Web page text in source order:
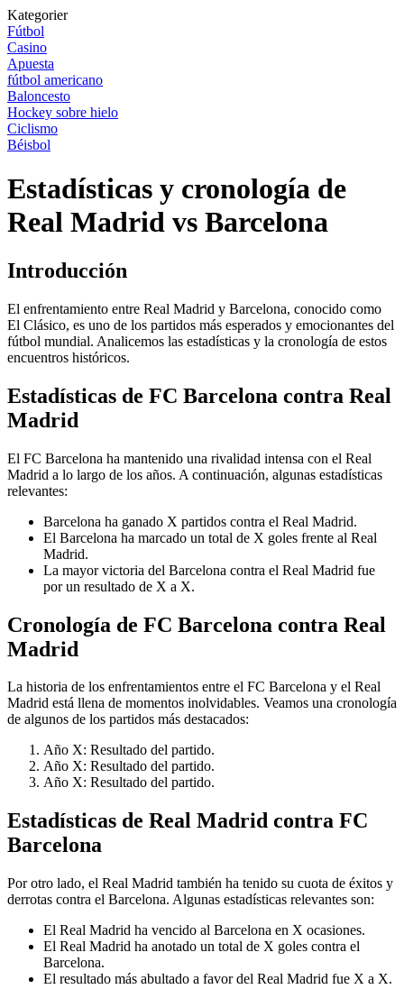
Kategorier
Fútbol
Casino
Apuesta
fútbol americano
Baloncesto
Hockey sobre hielo
Ciclismo
Béisbol
Estadísticas y cronología de
Real Madrid vs Barcelona
Introducción
El enfrentamiento entre Real Madrid y Barcelona, conocido como
El Clásico, es uno de los partidos más esperados y emocionantes del
fútbol mundial. Analicemos las estadísticas y la cronología de estos
encuentros históricos.
Estadísticas de FC Barcelona contra Real
Madrid
El FC Barcelona ha mantenido una rivalidad intensa con el Real
Madrid a lo largo de los años. A continuación, algunas estadísticas
relevantes:
Barcelona ha ganado X partidos contra el Real Madrid.
El Barcelona ha marcado un total de X goles frente al Real
Madrid.
La mayor victoria del Barcelona contra el Real Madrid fue
por un resultado de X a X.
Cronología de FC Barcelona contra Real
Madrid
La historia de los enfrentamientos entre el FC Barcelona y el Real
Madrid está llena de momentos inolvidables. Veamos una cronología
de algunos de los partidos más destacados:
Año X: Resultado del partido.
Año X: Resultado del partido.
Año X: Resultado del partido.
Estadísticas de Real Madrid contra FC
Barcelona
Por otro lado, el Real Madrid también ha tenido su cuota de éxitos y
derrotas contra el Barcelona. Algunas estadísticas relevantes son:
El Real Madrid ha vencido al Barcelona en X ocasiones.
El Real Madrid ha anotado un total de X goles contra el
Barcelona.
El resultado más abultado a favor del Real Madrid fue X a X.